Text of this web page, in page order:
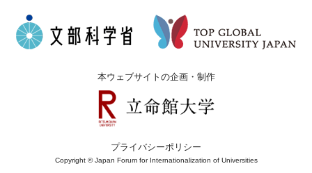
本ウェブサイトの企画・制作
プライバシーポリシー
Copyright © Japan Forum for Internationalization of Universities